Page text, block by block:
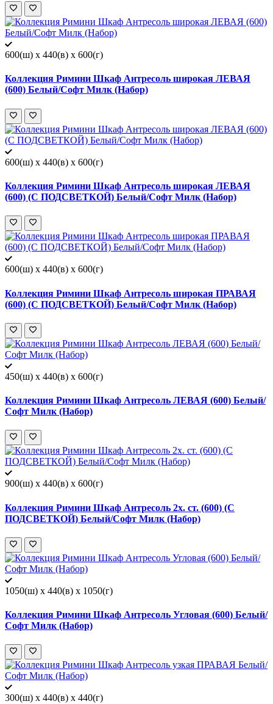
600(ш) x 440(в) x 600(г)
Коллекция Римини Шкаф Антресоль широкая ЛЕВАЯ
(600) Белый/Софт Милк (Набор)
600(ш) x 440(в) x 600(г)
Коллекция Римини Шкаф Антресоль широкая ЛЕВАЯ
(600) (С ПОДСВЕТКОЙ) Белый/Софт Милк (Набор)
600(ш) x 440(в) x 600(г)
Коллекция Римини Шкаф Антресоль широкая ПРАВАЯ
(600) (С ПОДСВЕТКОЙ) Белый/Софт Милк (Набор)
450(ш) x 440(в) x 600(г)
Коллекция Римини Шкаф Антресоль ЛЕВАЯ (600) Белый/
Софт Милк (Набор)
900(ш) x 440(в) x 600(г)
Коллекция Римини Шкаф Антресоль 2х. ст. (600) (С
ПОДСВЕТКОЙ) Белый/Софт Милк (Набор)
1050(ш) x 440(в) x 1050(г)
Коллекция Римини Шкаф Антресоль Угловая (600) Белый/
Софт Милк (Набор)
300(ш) x 440(в) x 440(г)